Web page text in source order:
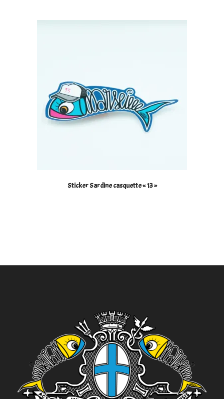
Sticker Sardine casquette « 13 »